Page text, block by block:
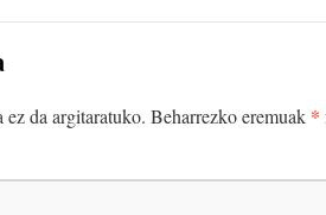
ez da argitaratuko. Beharrezko eremuak *